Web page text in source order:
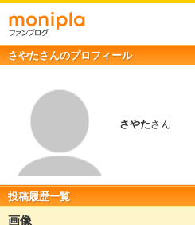
さやたさんのプロフィール
さやたさん
投稿履歴一覧
画像